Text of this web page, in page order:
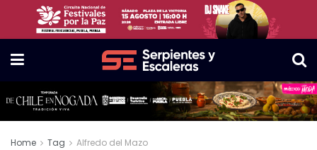
Home Tag Alfredo del Mazo